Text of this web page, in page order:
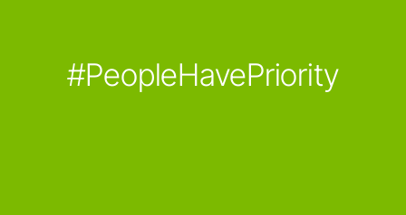
#PeopleHavePriority